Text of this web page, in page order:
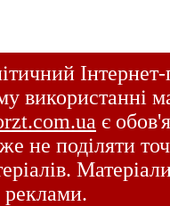
використанні
є
не поділяти
реклами.